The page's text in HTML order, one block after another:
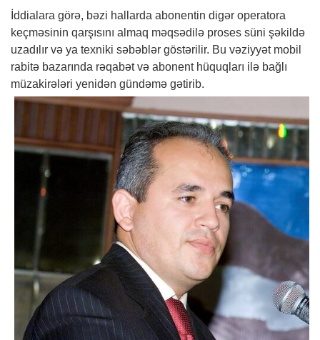
İddialara görə, bəzi hallarda abonentin digər operatora
keçməsinin qarşısını almaq məqsədilə proses süni şəkildə
uzadılır və ya texniki səbəblər göstərilir. Bu vəziyyət mobil
rabitə bazarında rəqabət və abonent hüquqları ilə bağlı
müzakirələri yenidən gündəmə gətirib.